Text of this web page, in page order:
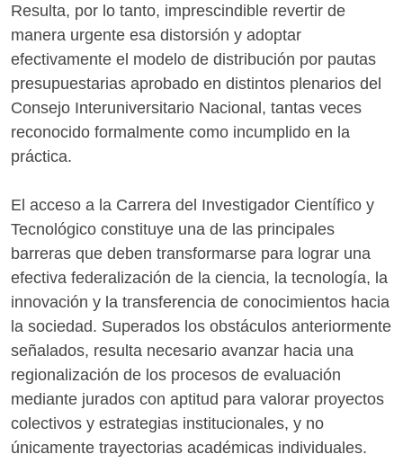
Resulta, por lo tanto, imprescindible revertir de
manera urgente esa distorsión y adoptar
efectivamente el modelo de distribución por pautas
presupuestarias aprobado en distintos plenarios del
Consejo Interuniversitario Nacional, tantas veces
reconocido formalmente como incumplido en la
práctica.
El acceso a la Carrera del Investigador Científico y
Tecnológico constituye una de las principales
barreras que deben transformarse para lograr una
efectiva federalización de la ciencia, la tecnología, la
innovación y la transferencia de conocimientos hacia
la sociedad. Superados los obstáculos anteriormente
señalados, resulta necesario avanzar hacia una
regionalización de los procesos de evaluación
mediante jurados con aptitud para valorar proyectos
colectivos y estrategias institucionales, y no
únicamente trayectorias académicas individuales.